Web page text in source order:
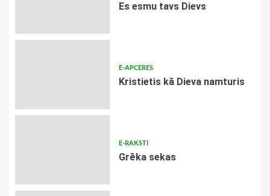
Es esmu tavs Dievs
E-APCERES
Kristietis kā Dieva namturis
E-RAKSTI
Grēka sekas